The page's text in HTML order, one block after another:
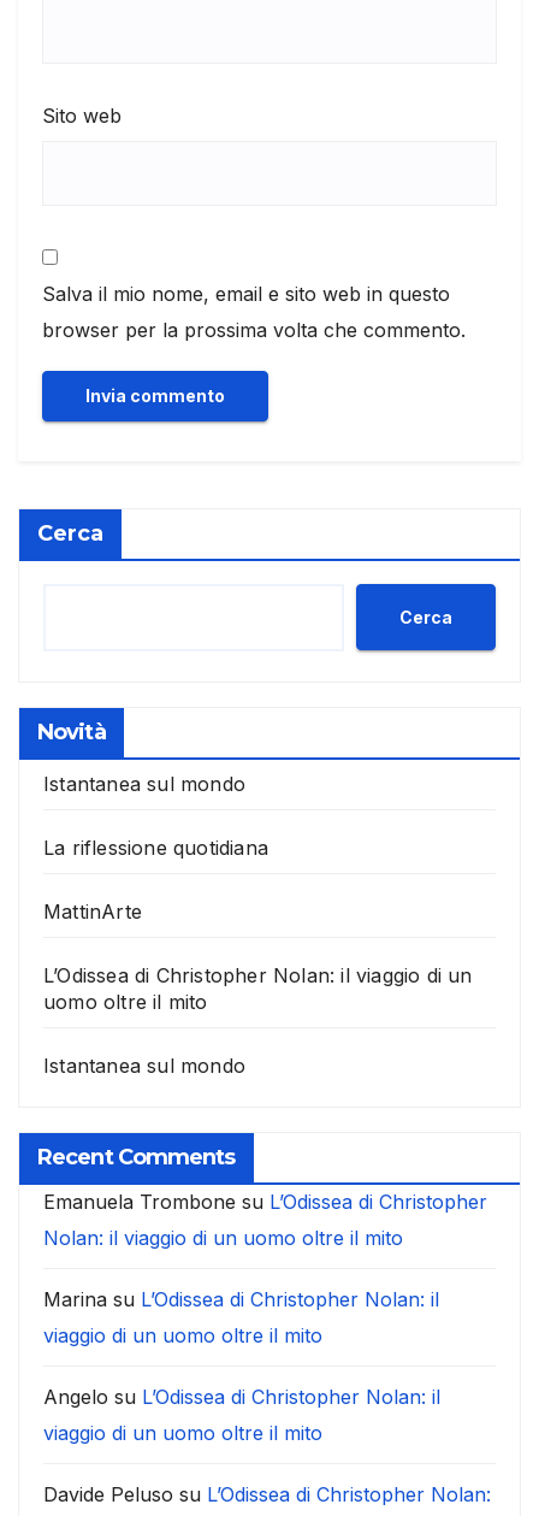
Sito web
Salva il mio nome, email e sito web in questo
browser per la prossima volta che commento.
Cerca
Cerca
Novità
Istantanea sul mondo
La riflessione quotidiana
MattinArte
L’Odissea di Christopher Nolan: il viaggio di un
uomo oltre il mito
Istantanea sul mondo
Recent Comments
Emanuela Trombone su L’Odissea di Christopher
Nolan: il viaggio di un uomo oltre il mito
Marina su L’Odissea di Christopher Nolan: il
viaggio di un uomo oltre il mito
Angelo su L’Odissea di Christopher Nolan: il
viaggio di un uomo oltre il mito
Davide Peluso su L’Odissea di Christopher Nolan: